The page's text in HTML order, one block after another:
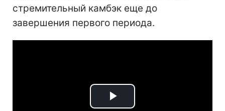
стремительный камбэк еще до
завершения первого периода.
Play